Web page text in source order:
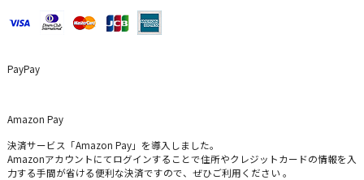
PayPay
Amazon Pay
決済サービス「Amazon Pay」を導入しました。
Amazonアカウントにてログインすることで住所やクレジットカードの情報を入
力する手間が省ける便利な決済ですので、ぜひご利用ください 。